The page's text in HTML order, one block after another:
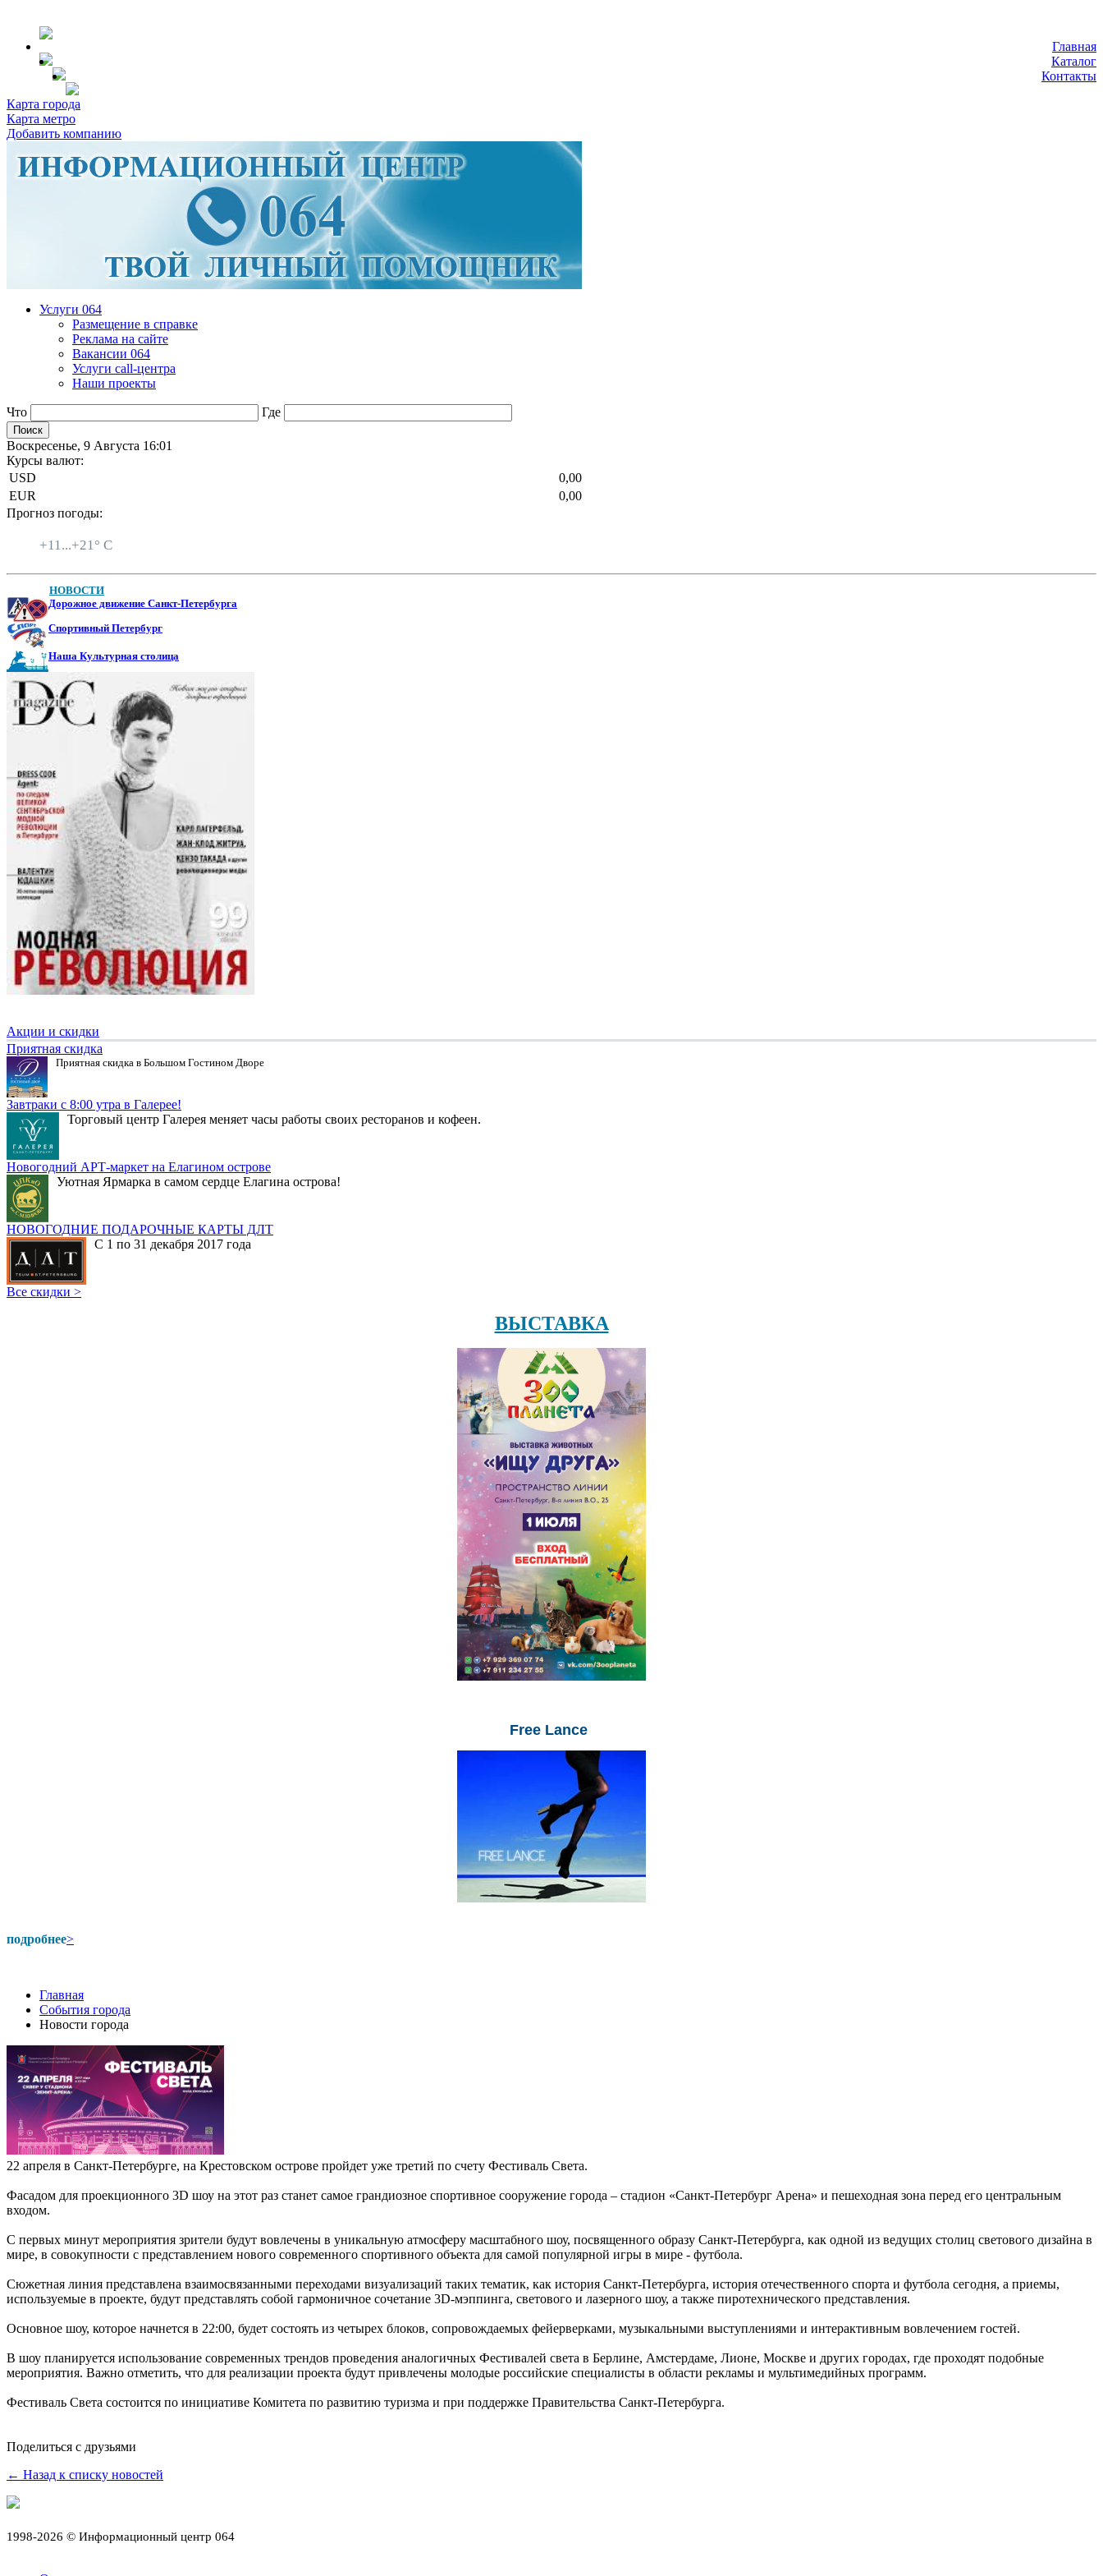
Главная
Каталог
Контакты
Карта города
Карта метро
Добавить компанию
Услуги 064
Размещение в справке
Реклама на сайте
Вакансии 064
Услуги call-центра
Наши проекты
Что Где
Воскресенье, 9 Августа 16:01
Курсы валют:
USD
0,00
EUR
0,00
Прогноз погоды:
+11...+21° C
НОВОСТИ
Дорожное движение Санкт-Петербурга
Спортивный Петербург
Наша Культурная столица
Акции и скидки
Приятная скидка
Приятная скидка в Большом Гостином Дворе
Завтраки с 8:00 утра в Галерее!
Торговый центр Галерея меняет часы работы своих ресторанов и кофеен.
Новогодний АРТ-маркет на Елагином острове
Уютная Ярмарка в самом сердце Елагина острова!
НОВОГОДНИЕ ПОДАРОЧНЫЕ КАРТЫ ДЛТ
С 1 по 31 декабря 2017 года
Все скидки >
ВЫСТАВКА
Free Lance
подробнее>
Главная
События города
Новости города
22 апреля в Санкт-Петербурге, на Крестовском острове пройдет уже третий по счету Фестиваль Света.
Фасадом для проекционного 3D шоу на этот раз станет самое грандиозное спортивное сооружение города – стадион «Санкт-Петербург Арена» и пешеходная зона перед его центральным
входом.
С первых минут мероприятия зрители будут вовлечены в уникальную атмосферу масштабного шоу, посвященного образу Санкт-Петербурга, как одной из ведущих столиц светового дизайна в
мире, в совокупности с представлением нового современного спортивного объекта для самой популярной игры в мире - футбола.
Сюжетная линия представлена взаимосвязанными переходами визуализаций таких тематик, как история Санкт-Петербурга, история отечественного спорта и футбола сегодня, а приемы,
используемые в проекте, будут представлять собой гармоничное сочетание 3D-мэппинга, светового и лазерного шоу, а также пиротехнического представления.
Основное шоу, которое начнется в 22:00, будет состоять из четырех блоков, сопровождаемых фейерверками, музыкальными выступлениями и интерактивным вовлечением гостей.
В шоу планируется использование современных трендов проведения аналогичных Фестивалей света в Берлине, Амстердаме, Лионе, Москве и других городах, где проходят подобные
мероприятия. Важно отметить, что для реализации проекта будут привлечены молодые российские специалисты в области рекламы и мультимедийных программ.
Фестиваль Света состоится по инициативе Комитета по развитию туризма и при поддержке Правительства Санкт-Петербурга.
Поделиться с друзьями
← Назад к списку новостей
1998-2026 © Информационный центр 064